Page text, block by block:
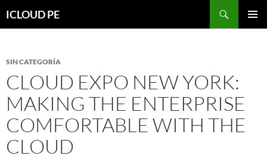
hacia
ICLOUD PE
SIN CATEGORÍA
CLOUD EXPO NEW YORK:
MAKING THE ENTERPRISE
COMFORTABLE WITH THE
CLOUD